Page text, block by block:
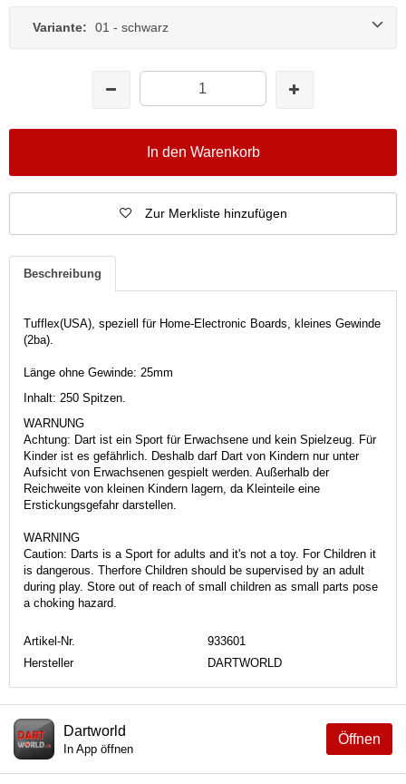
Variante: 01 - schwarz
In den Warenkorb
Zur Merkliste hinzufügen
Beschreibung
Tufflex(USA), speziell für Home-Electronic Boards, kleines Gewinde
(2ba).
Länge ohne Gewinde: 25mm
Inhalt: 250 Spitzen.
WARNUNG
Achtung: Dart ist ein Sport für Erwachsene und kein Spielzeug. Für
Kinder ist es gefährlich. Deshalb darf Dart von Kindern nur unter
Aufsicht von Erwachsenen gespielt werden. Außerhalb der
Reichweite von kleinen Kindern lagern, da Kleinteile eine
Erstickungsgefahr darstellen.
WARNING
Caution: Darts is a Sport for adults and it's not a toy. For Children it
is dangerous. Therfore Children should be supervised by an adult
during play. Store out of reach of small children as small parts pose
a choking hazard.
Artikel-Nr.
933601
Hersteller
DARTWORLD
Öffnen
Dartworld
In App öffnen